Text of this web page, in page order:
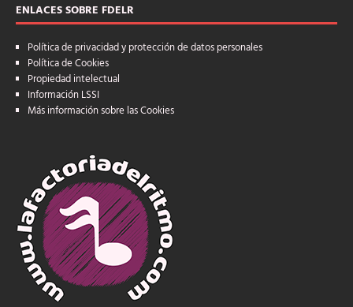
ENLACES SOBRE FDELR
Política de privacidad y protección de datos personales
Política de Cookies
Propiedad intelectual
Información LSSI
Más información sobre las Cookies